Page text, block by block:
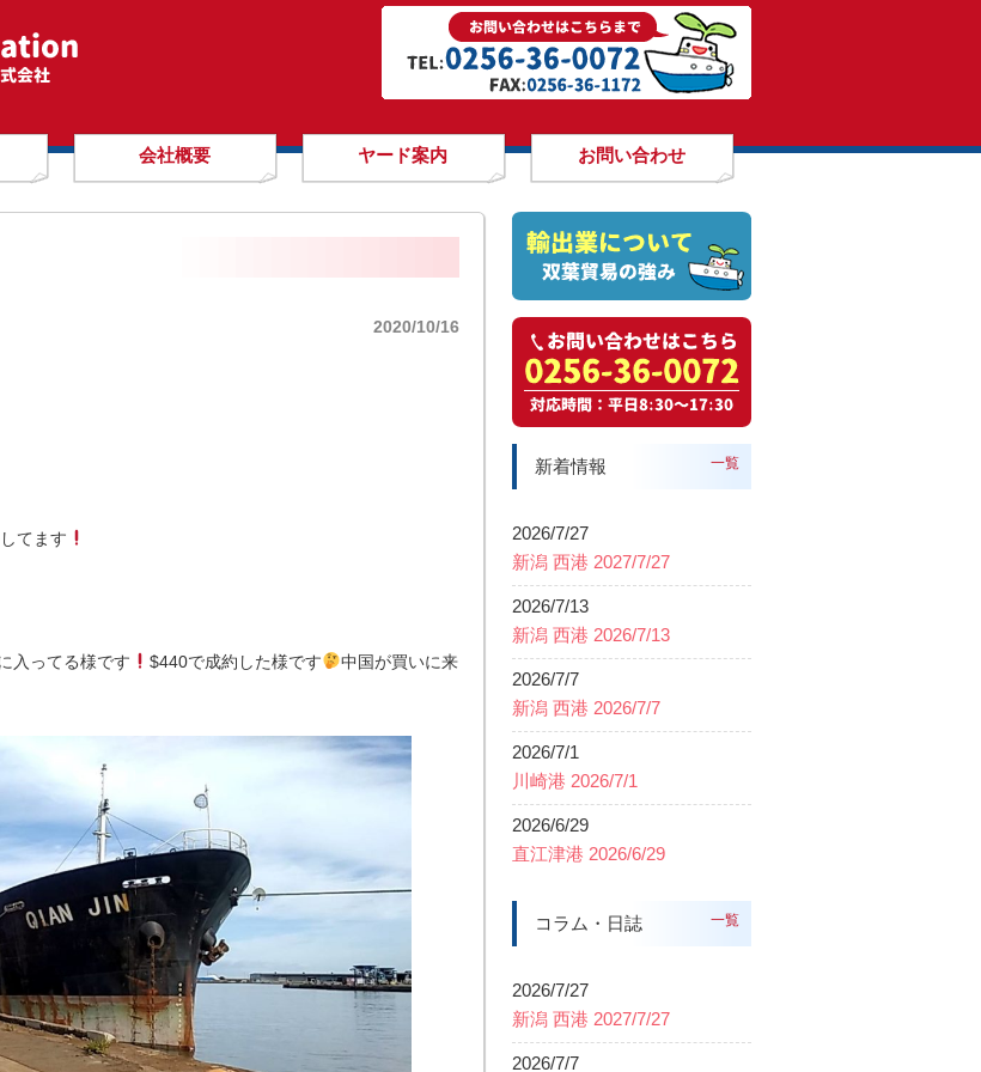
会社概要 ヤード案内 お問い合わせ
2020/10/16
てます
入ってる様です
$440で成約した様です
中国が買いに来
新着情報 一覧
2026/7/27
新潟 西港 2027/7/27
2026/7/13
新潟 西港 2026/7/13
2026/7/7
新潟 西港 2026/7/7
2026/7/1
川崎港 2026/7/1
2026/6/29
直江津港 2026/6/29
コラム・日誌 一覧
2026/7/27
新潟 西港 2027/7/27
2026/7/7